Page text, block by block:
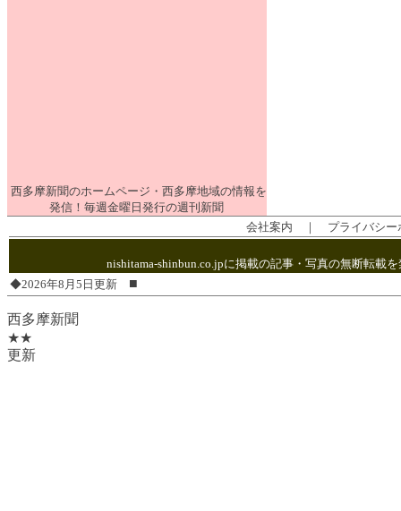
西多摩新聞のホームページ・西多摩地域の情報を
発信！毎週金曜日発行の週刊新聞
会社案内 ｜ プライバシー
nishitama-shinbun.co.jpに掲載の記事・写真の無断転載
◆2026年8月5日更新 ■
西多摩新聞
★★
更新